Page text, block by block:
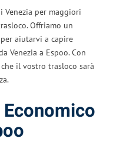
Venezia per maggiori
Offriamo un
aiutarvi a capire
Venezia a Espoo. Con
il vostro trasloco sarà